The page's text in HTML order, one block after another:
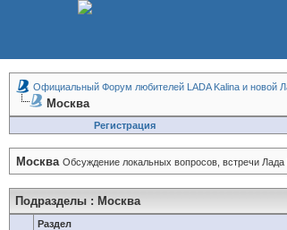
Официальный Форум любителей LADA Kalina и новой
Москва
Регистрация
Москва Обсуждение локальных вопросов, встречи Лада
Подразделы : Москва
Раздел